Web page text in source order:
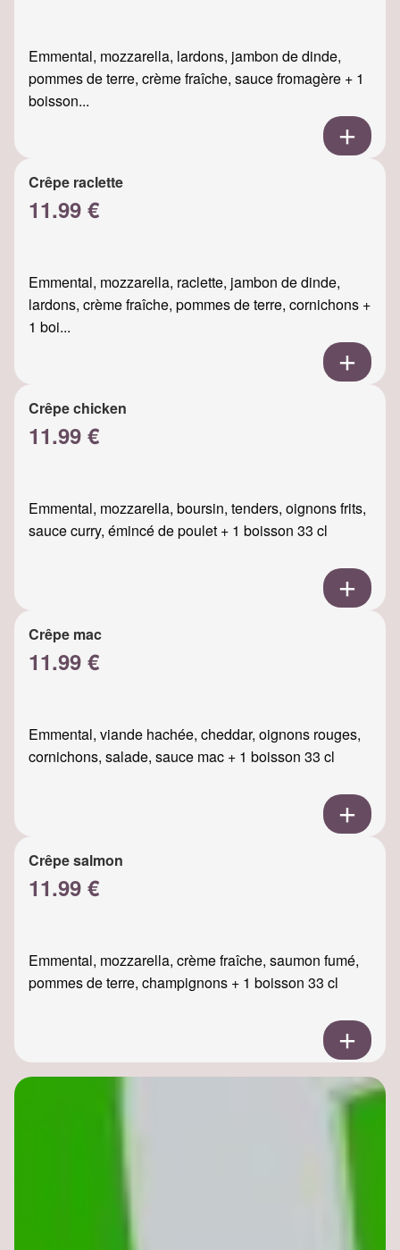
Emmental, mozzarella, lardons, jambon de dinde,
pommes de terre, crème fraîche, sauce fromagère + 1
boisson...
Crêpe raclette
11.99 €
Emmental, mozzarella, raclette, jambon de dinde,
lardons, crème fraîche, pommes de terre, cornichons +
1 boi...
Crêpe chicken
11.99 €
Emmental, mozzarella, boursin, tenders, oignons frits,
sauce curry, émincé de poulet + 1 boisson 33 cl
Crêpe mac
11.99 €
Emmental, viande hachée, cheddar, oignons rouges,
cornichons, salade, sauce mac + 1 boisson 33 cl
Crêpe salmon
11.99 €
Emmental, mozzarella, crème fraîche, saumon fumé,
pommes de terre, champignons + 1 boisson 33 cl